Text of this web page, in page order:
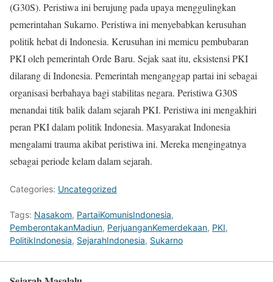
(G30S). Peristiwa ini berujung pada upaya menggulingkan
pemerintahan Sukarno. Peristiwa ini menyebabkan kerusuhan
politik hebat di Indonesia. Kerusuhan ini memicu pembubaran
PKI oleh pemerintah Orde Baru. Sejak saat itu, eksistensi PKI
dilarang di Indonesia. Pemerintah menganggap partai ini sebagai
organisasi berbahaya bagi stabilitas negara. Peristiwa G30S
menandai titik balik dalam sejarah PKI. Peristiwa ini mengakhiri
peran PKI dalam politik Indonesia. Masyarakat Indonesia
mengalami trauma akibat peristiwa ini. Mereka mengingatnya
sebagai periode kelam dalam sejarah.
Categories: Uncategorized
Tags: Nasakom, PartaiKomunisIndonesia,
PemberontakanMadiun, PerjuanganKemerdekaan, PKI,
PolitikIndonesia, SejarahIndonesia, Sukarno